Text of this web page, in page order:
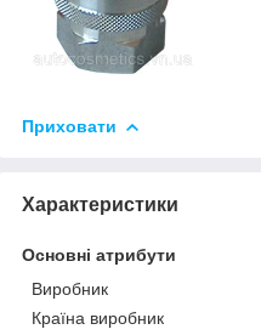
Приховати
Характеристики
Основні атрибути
Виробник
Країна виробник